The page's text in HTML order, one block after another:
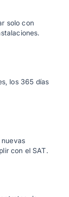
solo con
los 365 días
con el SAT.